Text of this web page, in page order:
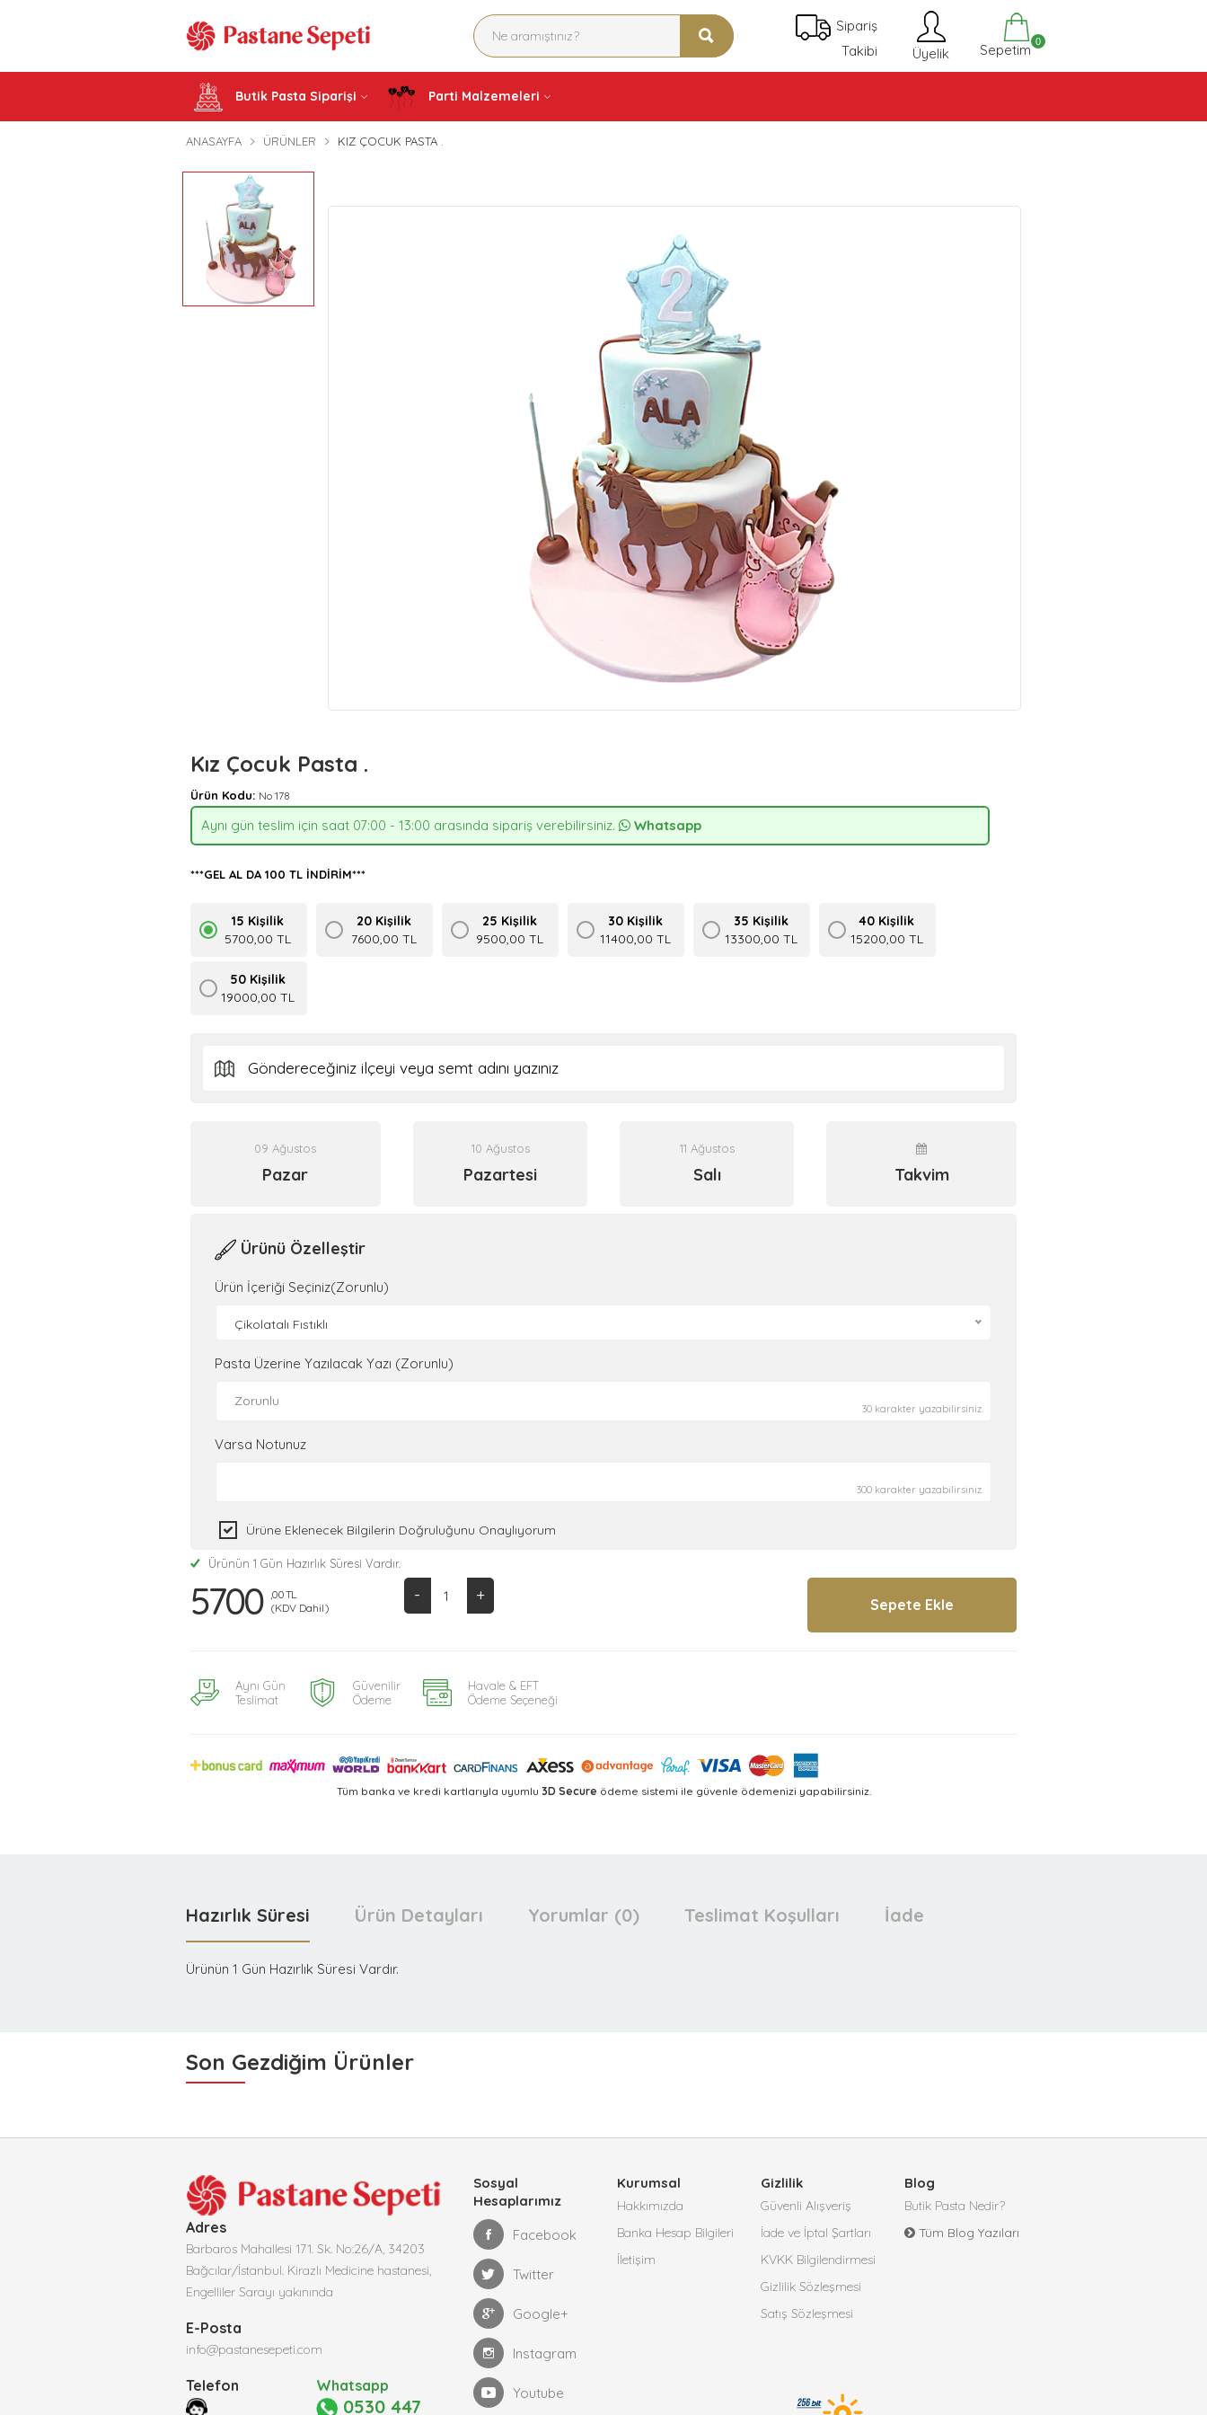
Sipariş
Takibi
Üyelik Sepetim 0
Butik Pasta Siparişi Parti Malzemeleri
ANASAYFA ÜRÜNLER KIZ ÇOCUK PASTA .
Kız Çocuk Pasta .
Ürün Kodu: No 178
Aynı gün teslim için saat 07:00 - 13:00 arasında sipariş verebilirsiniz. Whatsapp
***GEL AL DA 100 TL İNDİRİM***
15 Kişilik
5700,00 TL
20 Kişilik
7600,00 TL
25 Kişilik
9500,00 TL
30 Kişilik
11400,00 TL
35 Kişilik
13300,00 TL
40 Kişilik
15200,00 TL
50 Kişilik
19000,00 TL
09 Ağustos
Pazar
10 Ağustos
Pazartesi
11 Ağustos
Salı Takvim
Ürünü Özelleştir
Ürün İçeriği Seçiniz(Zorunlu)
Çikolatalı Fıstıklı
Pasta Üzerine Yazılacak Yazı (Zorunlu)
30 karakter yazabilirsiniz.
Varsa Notunuz
300 karakter yazabilirsiniz.
Ürüne Eklenecek Bilgilerin Doğruluğunu Onaylıyorum
Ürünün 1 Gün Hazırlık Süresi Vardır.
5700
,00 TL
(KDV Dahil)
+
-
Aynı Gün
Teslimat
Güvenilir
Ödeme
Havale & EFT
Ödeme Seçeneği
Tüm banka ve kredi kartlarıyla uyumlu 3D Secure ödeme sistemi ile güvenle ödemenizi yapabilirsiniz.
Hazırlık Süresi Ürün Detayları Yorumlar (0) Teslimat Koşulları İade
Ürünün 1 Gün Hazırlık Süresi Vardır.
Son Gezdiğim Ürünler
Adres
Barbaros Mahallesi 171. Sk. No:26/A, 34203
Bağcılar/İstanbul. Kirazlı Medicine hastanesi,
Engelliler Sarayı yakınında
E-Posta
info@pastanesepeti.com
Telefon Whatsapp
0530 447
Sosyal
Hesaplarımız
Facebook
Twitter
Google+
Instagram
Youtube
Kurumsal
Hakkımızda
Banka Hesap Bilgileri
İletişim
Gizlilik
Güvenli Alışveriş
İade ve İptal Şartları
KVKK Bilgilendirmesi
Gizlilik Sözleşmesi
Satış Sözleşmesi
Blog
Butik Pasta Nedir?
Tüm Blog Yazıları